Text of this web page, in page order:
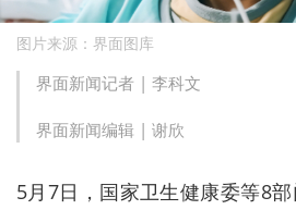
图片来源：界面图库
界面新闻记者 | 李科文
界面新闻编辑 | 谢欣
5月7日，国家卫生健康委等8